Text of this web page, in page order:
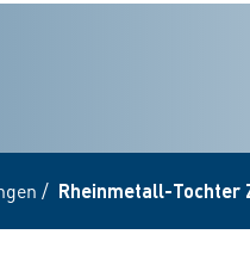
/ Rheinmetall-Tochter